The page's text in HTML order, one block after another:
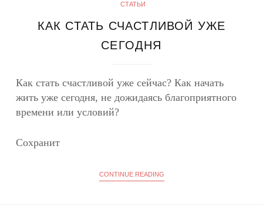
СТАТЬИ
КАК СТАТЬ СЧАСТЛИВОЙ УЖЕ
СЕГОДНЯ
Как стать счастливой уже сейчас? Как начать
жить уже сегодня, не дожидаясь благоприятного
времени или условий?
Сохранит
CONTINUE READING